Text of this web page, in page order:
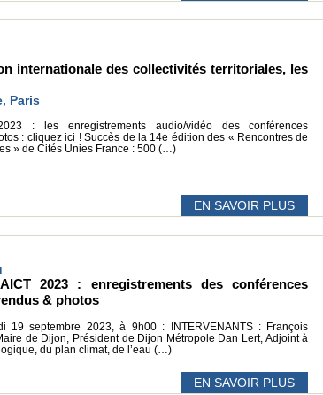
internationale des collectivités territoriales, les
Paris
: les enregistrements audio/vidéo des conférences
: cliquez ici ! Succès de la 14e édition des « Rencontres de
» de Cités Unies France : 500 (…)
EN SAVOIR PLUS
2023 : enregistrements des conférences
& photos
19 septembre 2023, à 9h00 : INTERVENANTS : François
de Dijon, Président de Dijon Métropole Dan Lert, Adjoint à
du plan climat, de l’eau (…)
EN SAVOIR PLUS